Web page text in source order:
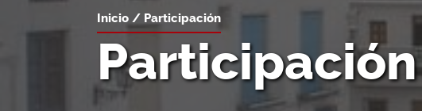
Participación
Inicio Participación